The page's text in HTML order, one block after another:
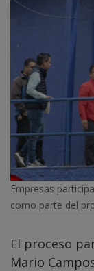
Empresas
como parte del
El proceso
Mario